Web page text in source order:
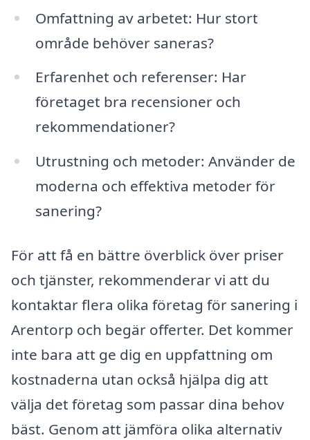
Omfattning av arbetet: Hur stort
område behöver saneras?
Erfarenhet och referenser: Har
företaget bra recensioner och
rekommendationer?
Utrustning och metoder: Använder de
moderna och effektiva metoder för
sanering?
För att få en bättre överblick över priser
och tjänster, rekommenderar vi att du
kontaktar flera olika företag för sanering i
Arentorp och begär offerter. Det kommer
inte bara att ge dig en uppfattning om
kostnaderna utan också hjälpa dig att
välja det företag som passar dina behov
bäst. Genom att jämföra olika alternativ